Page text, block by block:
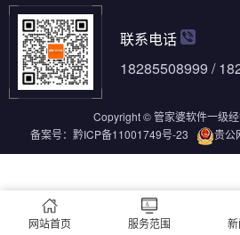
联系电话
18285508999 /
Copyright © 管家婆软件一级
备案号： 黔ICP备11001749号-23 贵公
网站首页 服务范围